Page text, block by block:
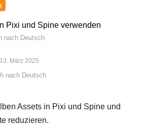
Lernen
FAQ
Ausprobieren
Pixi und Spine verwenden
nach Deutsch
13. März 2025
nach Deutsch
Assets in Pixi und Spine und
reduzieren.